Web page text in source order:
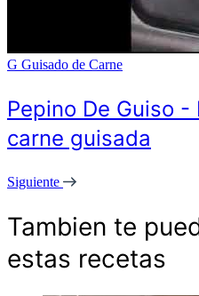
G Guisado de Carne
Pepino De Guiso
carne guisada
Siguiente
Tambien te
estas recetas